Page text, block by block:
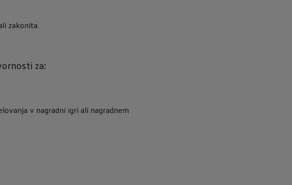
zakonita.
za:
v nagradni igri ali nagradnem